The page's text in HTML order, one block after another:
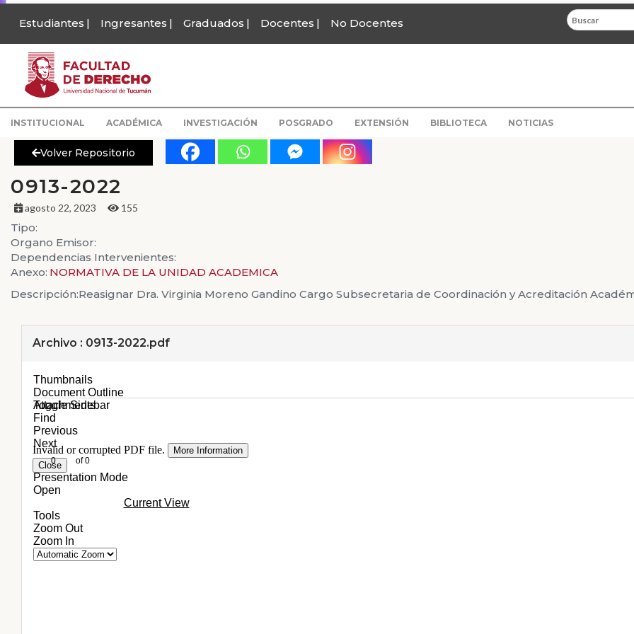
Estudiantes Ingresantes Graduados Docentes No Docentes
INSTITUCIONAL ACADÉMICA INVESTIGACIÓN POSGRADO EXTENSIÓN BIBLIOTECA NOTICIAS
Volver Repositorio
0913-2022
agosto 22, 2023 155
Tipo:
Organo Emisor:
Dependencias Intervenientes:
Anexo: NORMATIVA DE LA UNIDAD ACADEMICA
Descripción:Reasignar Dra. Virginia Moreno Gandino Cargo Subsecretaria de Coordinación y Acreditación
Archivo : 0913-2022.pdf